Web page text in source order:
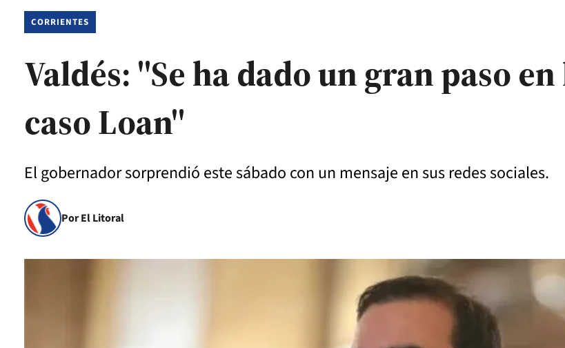
CORRIENTES
Valdés: "Se ha dado un gran paso
caso Loan"
El gobernador sorprendió este sábado con un mensaje en sus redes sociales.
Por El Litoral